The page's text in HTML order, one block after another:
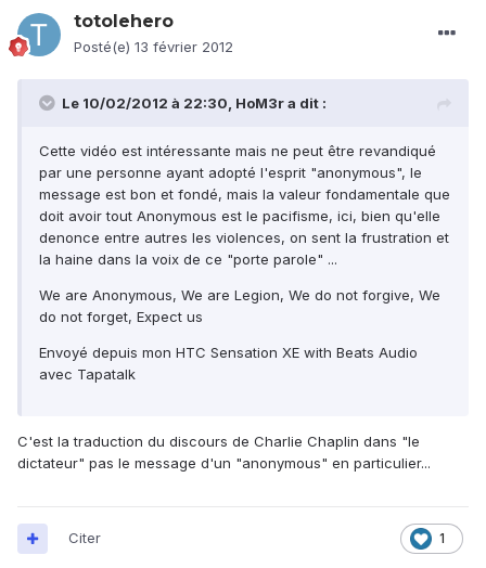
totolehero
Posté(e) 13 février 2012
Le 10/02/2012 à 22:30, HoM3r a dit :
Cette vidéo est intéressante mais ne peut être revandiqué
par une personne ayant adopté l'esprit "anonymous", le
message est bon et fondé, mais la valeur fondamentale que
doit avoir tout Anonymous est le pacifisme, ici, bien qu'elle
denonce entre autres les violences, on sent la frustration et
la haine dans la voix de ce "porte parole" ...
We are Anonymous, We are Legion, We do not forgive, We
do not forget, Expect us
Envoyé depuis mon HTC Sensation XE with Beats Audio
avec Tapatalk
C'est la traduction du discours de Charlie Chaplin dans "le
dictateur" pas le message d'un "anonymous" en particulier...
1
Citer